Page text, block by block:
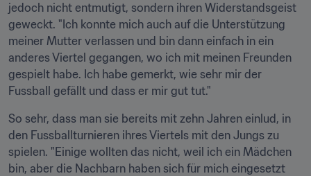
jedoch nicht entmutigt, sondern ihren Widerstandsgeist
geweckt. "Ich konnte mich auch auf die Unterstützung
meiner Mutter verlassen und bin dann einfach in ein
anderes Viertel gegangen, wo ich mit meinen Freunden
gespielt habe. Ich habe gemerkt, wie sehr mir der
Fussball gefällt und dass er mir gut tut."
So sehr, dass man sie bereits mit zehn Jahren einlud, in
den Fussballturnieren ihres Viertels mit den Jungs zu
spielen. "Einige wollten das nicht, weil ich ein Mädchen
bin, aber die Nachbarn haben sich für mich eingesetzt